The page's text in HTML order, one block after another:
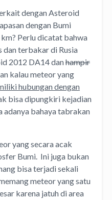
dengan Asteroid
dengan Bumi
Perlu dicatat bahwa
terbakar di Rusia
2012 DA14 danhampir
kalau meteor yang
hubungan dengan
bisa dipungkiri kejadian
adanya bahaya tabrakan
yang secara acak
Bumi. Ini juga bukan
bisa terjadi sekali
meteor yang satu
karena jatuh di area